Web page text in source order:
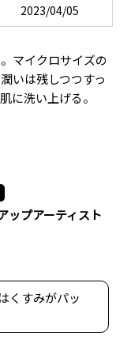
2023/04/05
マイクロサイズの
いは残しつつすっ
に洗い上げる。
ップアーティスト
くすみがパッ